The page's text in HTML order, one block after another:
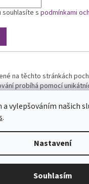
a vylepšováním našich
.
Nastavení
Souhlasím
souhlasíte s podmínkami
na těchto stránkách
probíhá pomocí
Vytvořil Shoptet
Phototools.cz.